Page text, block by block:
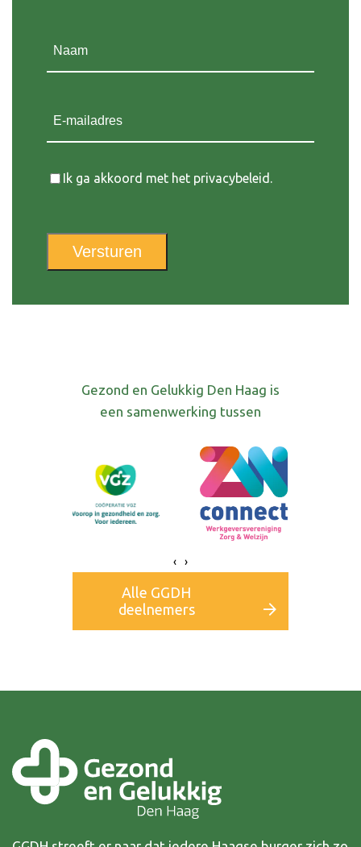
Instemming
Ik ga akkoord met het privacybeleid.
Versturen
Gezond en Gelukkig Den Haag is
een samenwerking tussen
‹ ›
Alle GGDH
deelnemers